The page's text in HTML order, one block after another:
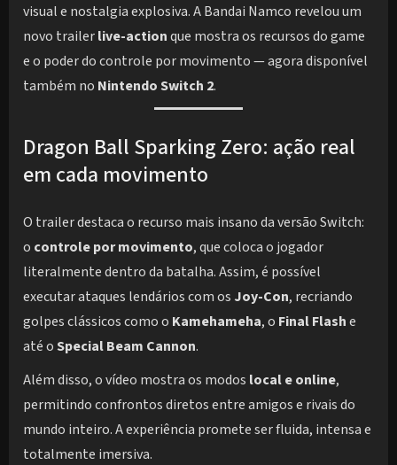
visual e nostalgia explosiva. A Bandai Namco revelou um
novo trailerlive-actionque mostra os recursos do game
e o poder do controle por movimento — agora disponível
também no Nintendo Switch 2.
Dragon Ball Sparking Zero: ação real
em cada movimento
O trailer destaca o recurso mais insano da versão Switch:
o controle por movimento, que coloca o jogador
literalmente dentro da batalha. Assim, é possível
executar ataques lendários com os Joy-Con, recriando
golpes clássicos como o Kamehameha, o Final Flashe
até oSpecial Beam Cannon.
Além disso, o vídeo mostra os modos local e online,
permitindo confrontos diretos entre amigos e rivais do
mundo inteiro. A experiência promete ser fluida, intensa e
totalmente imersiva.